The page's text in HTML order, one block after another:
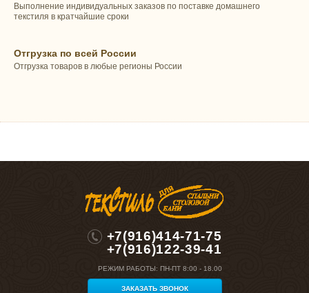
Выполнение индивидуальных заказов по поставке домашнего
текстиля в кратчайшие сроки
Отгрузка по всей России
Отгрузка товаров в любые регионы России
+7(916)414-71-75
+7(916)122-39-41
РЕЖИМ РАБОТЫ: ПН-ПТ 8:00 - 18.00
ЗАКАЗАТЬ ЗВОНОК